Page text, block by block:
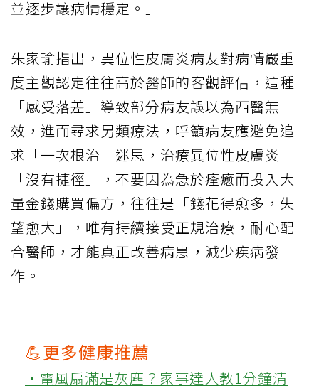
並逐步讓病情穩定。」
朱家瑜指出，異位性皮膚炎病友對病情嚴重
度主觀認定往往高於醫師的客觀評估，這種
「感受落差」導致部分病友誤以為西醫無
效，進而尋求另類療法，呼籲病友應避免追
求「一次根治」迷思，治療異位性皮膚炎
「沒有捷徑」，不要因為急於痊癒而投入大
量金錢購買偏方，往往是「錢花得愈多，失
望愈大」，唯有持續接受正規治療，耐心配
合醫師，才能真正改善病患，減少疾病發
作。
💪更多健康推薦
‧電風扇滿是灰塵？家事達人教1分鐘清